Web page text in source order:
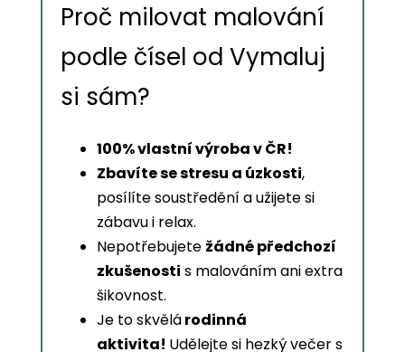
Proč milovat malování
podle čísel od Vymaluj
si sám?
100% vlastní výroba v ČR!
Zbavíte se stresu a úzkosti,
posílíte soustředění a užijete si
zábavu i relax.
Nepotřebujete žádné předchozí
zkušenosti s malováním ani extra
šikovnost.
Je to skvělárodinná
aktivita! Udělejte si hezký večer s